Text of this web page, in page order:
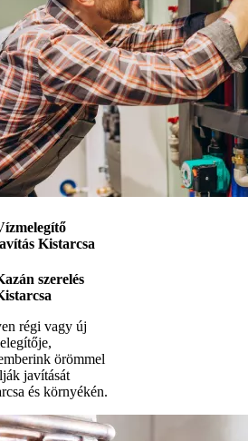
Kistarcsa
szerelés
régi vagy új
örömmel
javítását
és környékén.